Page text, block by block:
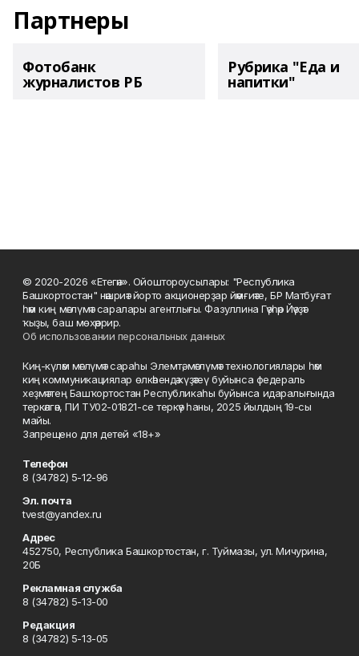
Партнеры
Фотобанк
журналистов РБ
Рубрика "Еда и
напитки"
© 2020-2026 «Етегән». Ойоштороусылары: "Республика
Башкортостан" нәшриәт йорто акционерҙар йәмғиәте, БР Матбуғат
һәм киң мәғлүмәт саралары агентлығы. Фазуллина Гәүһәр Йәүҙәт
ҡыҙы, баш мөхәррир.
Об использовании персональных данных
Киң-күләм мәғлүмәт сараһы Элемтә, мәғлүмәт технологиялары һәм
киң коммуникациялар өлкәһендә күҙәтеү буйынса федераль
хеҙмәттең Башҡортостан Республикаһы буйынса идаралығында
теркәлгән, ПИ ТУ02-01821-се теркәү һаны, 2025 йылдың 19-сы
майы.
Запрещено для детей «18+»
Телефон
8 (34782) 5-12-96
Эл. почта
tvest@yandex.ru
Адрес
452750, Республика Башкортостан, г. Туймазы, ул. Мичурина,
20Б
Рекламная служба
8 (34782) 5-13-00
Редакция
8 (34782) 5-13-05